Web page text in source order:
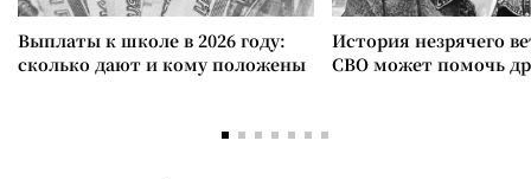
Выплаты к школе в 2026 году:
сколько дают и кому положены
История незрячего
СВО может помочь